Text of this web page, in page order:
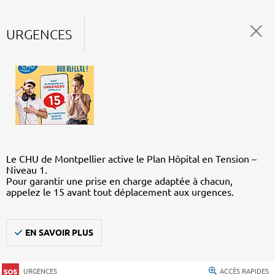
URGENCES
Le CHU de Montpellier active le Plan Hôpital en Tension –
Niveau 1.
Pour garantir une prise en charge adaptée à chacun,
appelez le 15 avant tout déplacement aux urgences.
EN SAVOIR PLUS
URGENCES ACCÈS RAPIDES